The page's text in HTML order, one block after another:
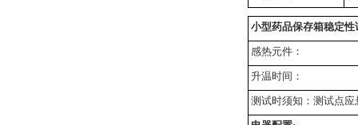
小型药品保存箱稳定性
感热元件：
升温时间：
测试时须知：测试点